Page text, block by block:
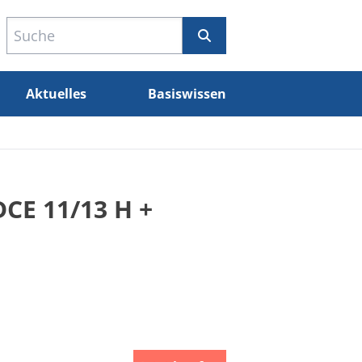
Aktuelles Basiswissen
11/13 H +